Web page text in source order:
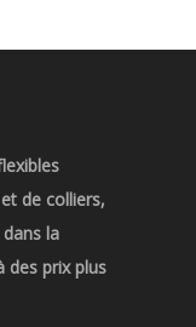
de colliers,
la
des prix plus